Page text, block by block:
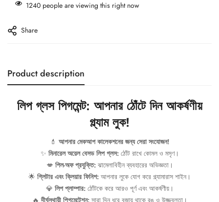
1240 people are viewing this right now
Share
Product description
লিপ গ্লস পিগমেন্ট: আপনার ঠোঁটে দিন আকর্ষণীয়
গ্ল্যাম লুক!
💄 আপনার মেকআপ কালেকশনের জন্য সেরা সংযোজন!
✨ মিনারেল অয়েল বেসড লিপ গ্লস:ঠোঁট রাখে কোমল ও মসৃণ।
💋 পিল-অফ প্রযুক্তি:ঝামেলাবিহীন ব্যবহারের অভিজ্ঞতা।
🌟 গ্লিটার এবং ক্লিয়ার ফিনিশ: আপনার লুকে যোগ করে গ্ল্যামারাস শাইন।
💎 লিপ প্লাম্পার:ঠোঁটকে করে আরও পূর্ণ এবং আকর্ষণীয়।
🔥দীর্ঘস্থায়ী পিগমেন্টেশন:সারা দিন ধরে বজায় থাকে রঙ ও উজ্জ্বলতা।